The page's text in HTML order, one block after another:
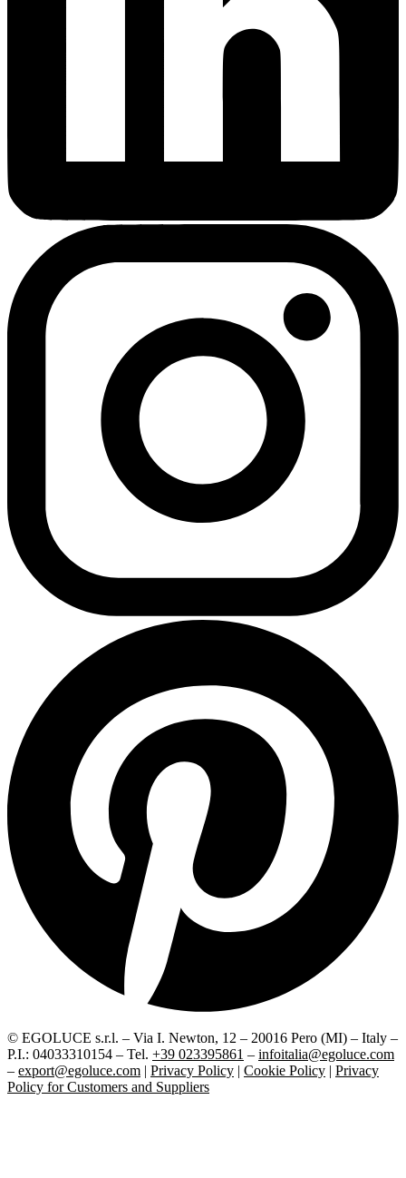
© EGOLUCE s.r.l. – Via I. Newton, 12 – 20016 Pero (MI) – Italy –
P.I.: 04033310154 – Tel. +39 023395861 – infoitalia@egoluce.com
– export@egoluce.com | Privacy Policy | Cookie Policy | Privacy
Policy for Customers and Suppliers